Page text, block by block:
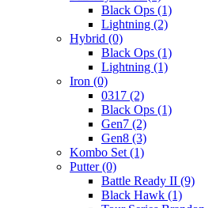
Black Ops (1)
Lightning (2)
Hybrid (0)
Black Ops (1)
Lightning (1)
Iron (0)
0317 (2)
Black Ops (1)
Gen7 (2)
Gen8 (3)
Kombo Set (1)
Putter(0)
Battle Ready II (9)
Black Hawk (1)